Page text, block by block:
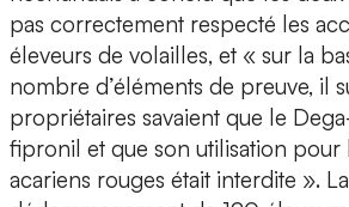
pas correctement respecté les
éleveurs de volailles, et « sur la
nombre d’éléments de preuve, il
propriétaires savaient que le
fipronil et que son utilisation pour
acariens rouges était interdite ».